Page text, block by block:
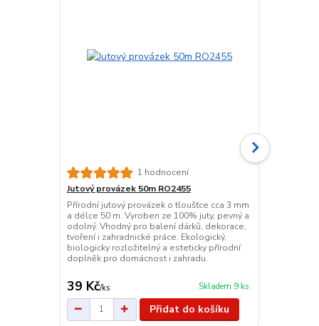
1 hodnocení
Jutový provázek 50m RO2455
Přírodní jutový provázek o tloušťce cca 3 mm
a délce 50 m. Vyroben ze 100% juty, pevný a
odolný. Vhodný pro balení dárků, dekorace,
tvoření i zahradnické práce. Ekologický,
biologicky rozložitelný a esteticky přírodní
doplněk pro domácnost i zahradu.
39 Kč/ks Skladem 9 ks
Přidat do košíku